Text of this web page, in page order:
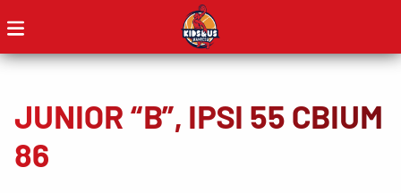
JUNIOR “B”, IPSI 55 CBIUM
86